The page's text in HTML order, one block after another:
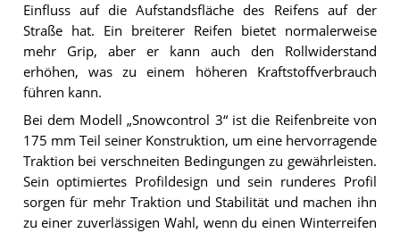
Einfluss auf die Aufstandsfläche des Reifens auf der
Straße hat. Ein breiterer Reifen bietet normalerweise
mehr Grip, aber er kann auch den Rollwiderstand
erhöhen, was zu einem höheren Kraftstoffverbrauch
führen kann.
Bei dem Modell „Snowcontrol 3“ ist die Reifenbreite von
175 mm Teil seiner Konstruktion, um eine hervorragende
Traktion bei verschneiten Bedingungen zu gewährleisten.
Sein optimiertes Profildesign und sein runderes Profil
sorgen für mehr Traktion und Stabilität und machen ihn
zu einer zuverlässigen Wahl, wenn du einen Winterreifen